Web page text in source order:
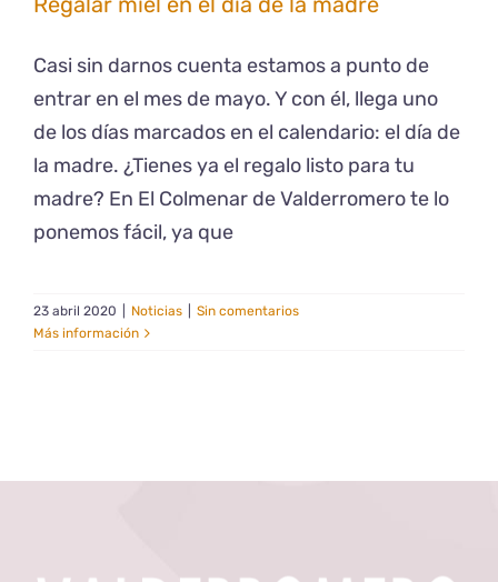
Casi sin darnos cuenta estamos a punto de
entrar en el mes de mayo. Y con él, llega uno
de los días marcados en el calendario: el día de
la madre. ¿Tienes ya el regalo listo para tu
madre? En El Colmenar de Valderromero te lo
ponemos fácil, ya que
23 abril 2020 Noticias
Sin comentarios
Más información